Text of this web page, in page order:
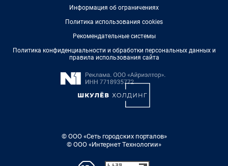
Информация об ограничениях
Политика использования cookies
Рекомендательные системы
Политика конфиденциальности и обработки персональных данных и
правила использования сайта
© ООО «Сеть городских порталов»
© ООО «Интернет Технологии»